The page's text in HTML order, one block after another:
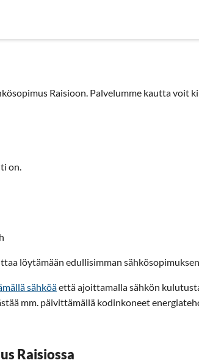
Raisioon. Palvelumme kautta
on.
löytämään edullisimman
sähköäettä ajoittamalla sähkön
mm. päivittämällä kodinkoneet
Raisiossa